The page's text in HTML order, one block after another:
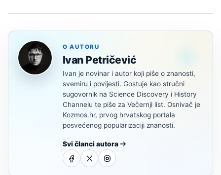
O AUTORU
Ivan Petričević
Ivan je novinar i autor koji piše o znanosti,
svemiru i povijesti. Gostuje kao stručni
sugovornik na Science Discovery i History
Channelu te piše za Večernji list. Osnivač je
Kozmos.hr, prvog hrvatskog portala
posvećenog popularizaciji znanosti.
Svi članci autora